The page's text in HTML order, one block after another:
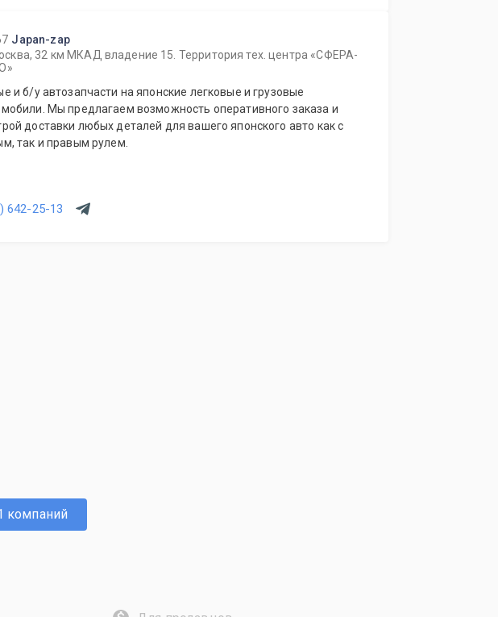
Japan-zap
32 км МКАД владение 15. Территория тех. центра «СФЕРА-
и б/у автозапчасти на японские легковые и грузовые
возможность оперативного заказа и
доставки любых деталей для вашего японского авто как с
так и правым рулем.
642-25-13
компаний